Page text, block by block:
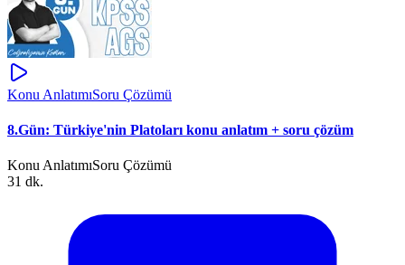
Konu AnlatımıSoru Çözümü
8.Gün: Türkiye'nin Platoları konu anlatım + soru çözüm
Konu AnlatımıSoru Çözümü
31 dk.